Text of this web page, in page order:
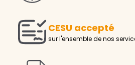
CESU accepté
sur l'ensemble de nos